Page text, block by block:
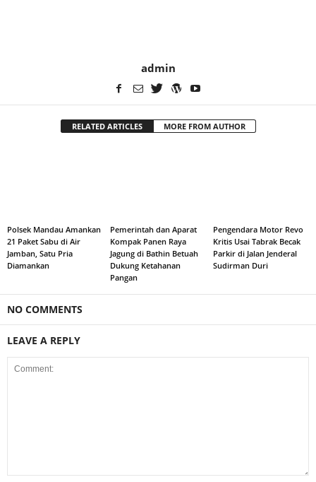
admin
RELATED ARTICLES MORE FROM AUTHOR
Polsek Mandau Amankan
21 Paket Sabu di Air
Jamban, Satu Pria
Diamankan
Pemerintah dan Aparat
Kompak Panen Raya
Jagung di Bathin Betuah
Dukung Ketahanan
Pangan
Pengendara Motor Revo
Kritis Usai Tabrak Becak
Parkir di Jalan Jenderal
Sudirman Duri
NO COMMENTS
LEAVE A REPLY